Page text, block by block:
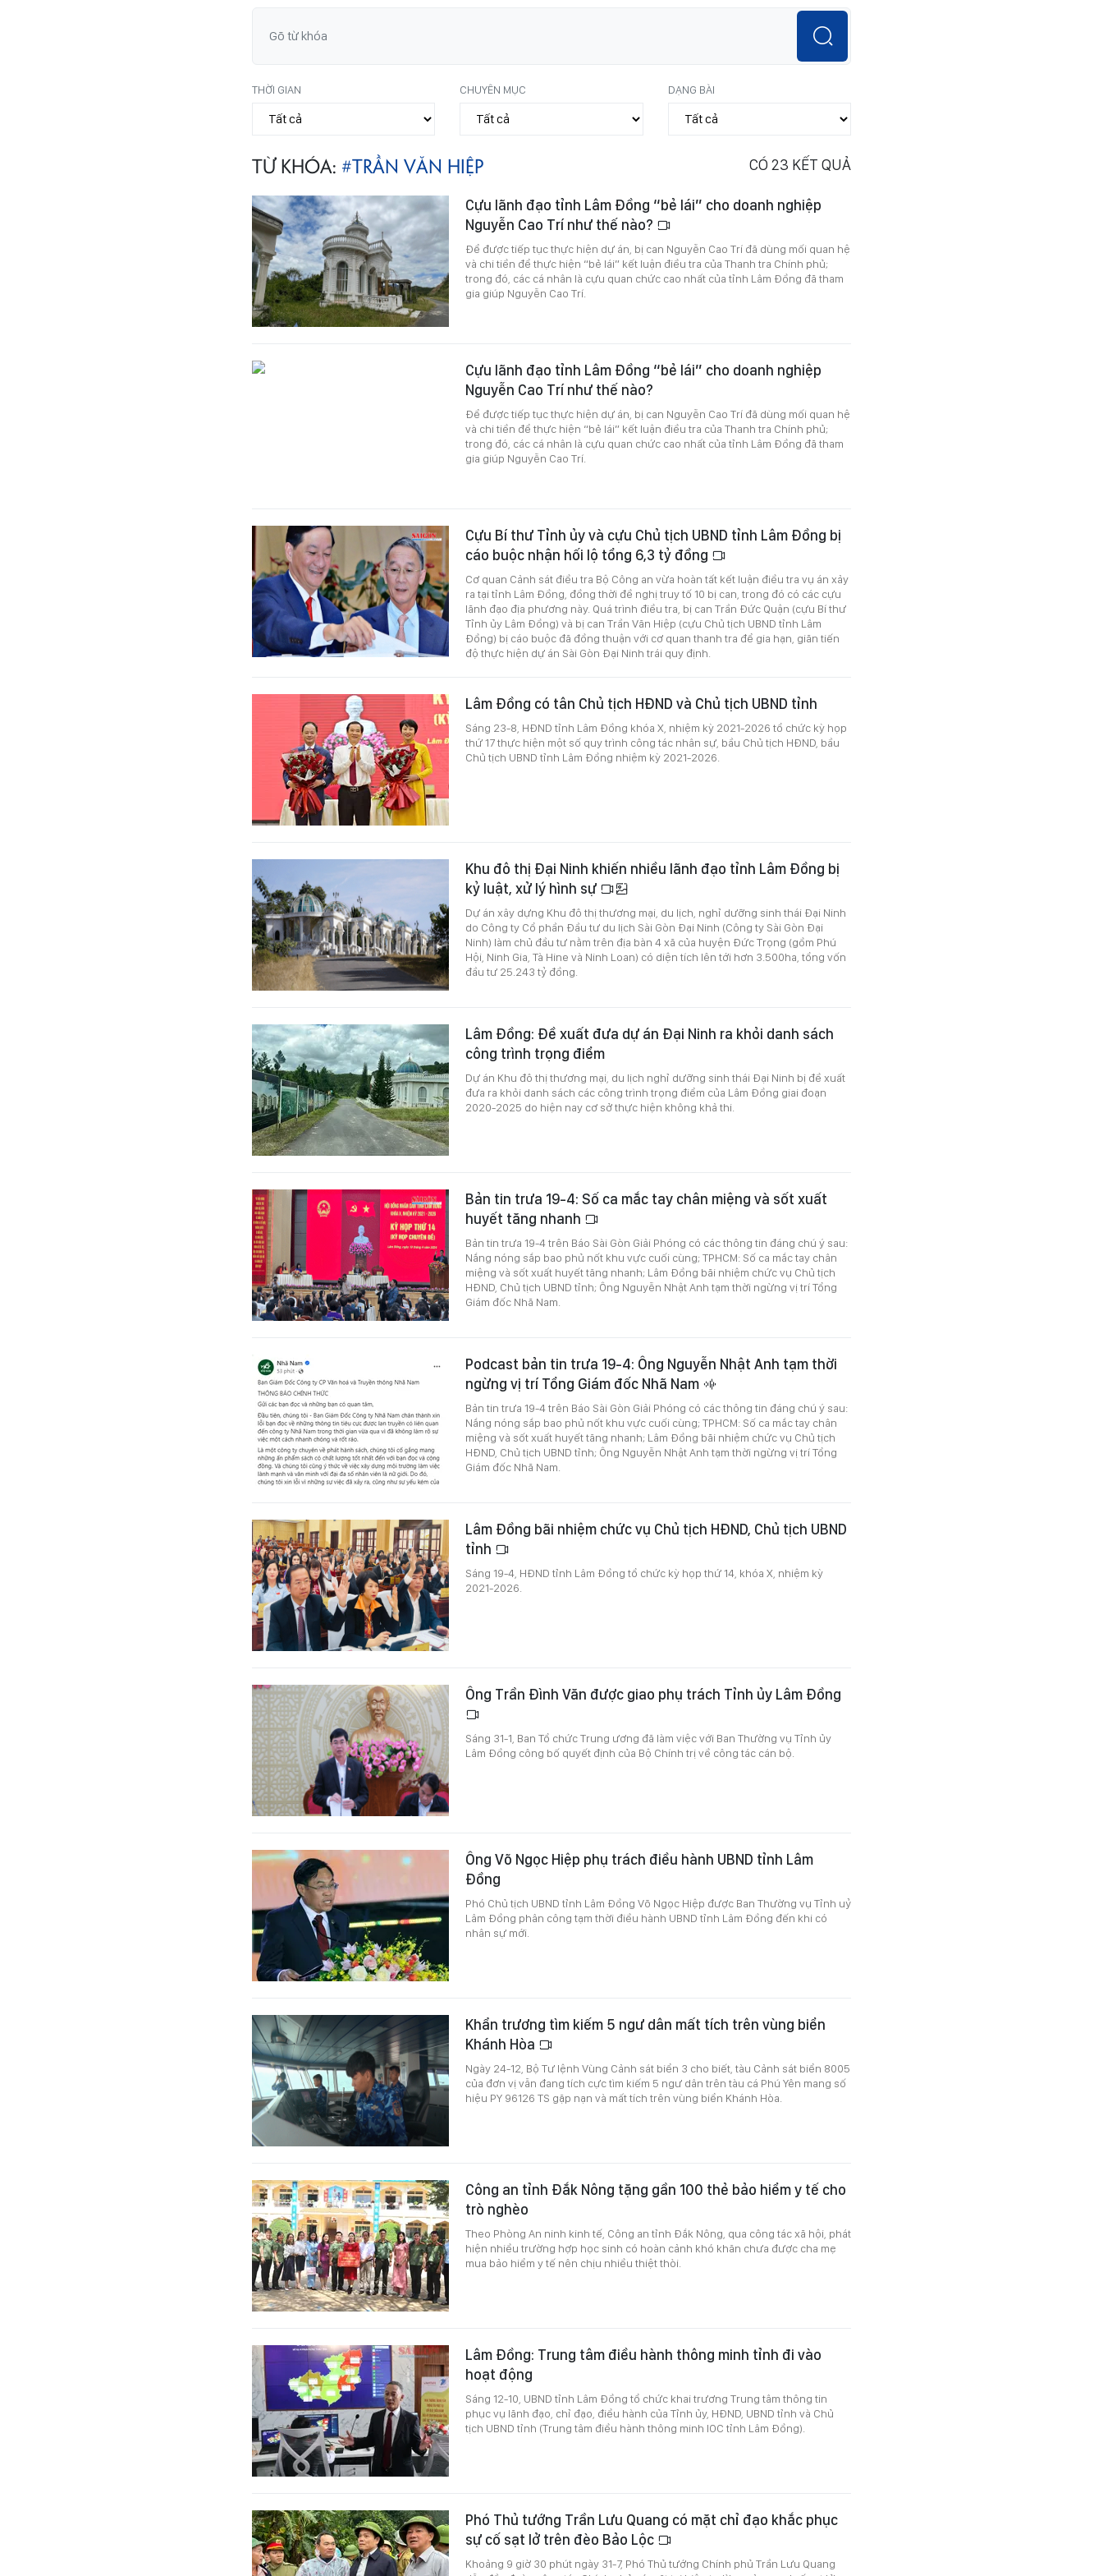
THỜI GIAN CHUYÊN MỤC DẠNG BÀI
TỪ KHÓA: #TRẦN VĂN HIỆP CÓ 23 KẾT QUẢ
Cựu lãnh đạo tỉnh Lâm Đồng “bẻ lái” cho doanh nghiệp
Nguyễn Cao Trí như thế nào?
Để được tiếp tục thực hiện dự án, bị can Nguyễn Cao Trí đã dùng mối quan hệ
và chi tiền để thực hiện “bẻ lái” kết luận điều tra của Thanh tra Chính phủ;
trong đó, các cá nhân là cựu quan chức cao nhất của tỉnh Lâm Đồng đã tham
gia giúp Nguyễn Cao Trí.
Cựu lãnh đạo tỉnh Lâm Đồng “bẻ lái” cho doanh nghiệp
Nguyễn Cao Trí như thế nào?
Để được tiếp tục thực hiện dự án, bị can Nguyễn Cao Trí đã dùng mối quan hệ
và chi tiền để thực hiện “bẻ lái” kết luận điều tra của Thanh tra Chính phủ;
trong đó, các cá nhân là cựu quan chức cao nhất của tỉnh Lâm Đồng đã tham
gia giúp Nguyễn Cao Trí.
Cựu Bí thư Tỉnh ủy và cựu Chủ tịch UBND tỉnh Lâm Đồng bị
cáo buộc nhận hối lộ tổng 6,3 tỷ đồng
Cơ quan Cảnh sát điều tra Bộ Công an vừa hoàn tất kết luận điều tra vụ án xảy
ra tại tỉnh Lâm Đồng, đồng thời đề nghị truy tố 10 bị can, trong đó có các cựu
lãnh đạo địa phương này. Quá trình điều tra, bị can Trần Đức Quận (cựu Bí thư
Tỉnh ủy Lâm Đồng) và bị can Trần Văn Hiệp (cựu Chủ tịch UBND tỉnh Lâm
Đồng) bị cáo buộc đã đồng thuận với cơ quan thanh tra để gia hạn, giãn tiến
độ thực hiện dự án Sài Gòn Đại Ninh trái quy định.
Lâm Đồng có tân Chủ tịch HĐND và Chủ tịch UBND tỉnh
Sáng 23-8, HĐND tỉnh Lâm Đồng khóa X, nhiệm kỳ 2021-2026 tổ chức kỳ họp
thứ 17 thực hiện một số quy trình công tác nhân sự, bầu Chủ tịch HĐND, bầu
Chủ tịch UBND tỉnh Lâm Đồng nhiệm kỳ 2021-2026.
Khu đô thị Đại Ninh khiến nhiều lãnh đạo tỉnh Lâm Đồng bị
kỷ luật, xử lý hình sự
Dự án xây dựng Khu đô thị thương mại, du lịch, nghỉ dưỡng sinh thái Đại Ninh
do Công ty Cổ phần Đầu tư du lịch Sài Gòn Đại Ninh (Công ty Sài Gòn Đại
Ninh) làm chủ đầu tư nằm trên địa bàn 4 xã của huyện Đức Trọng (gồm Phú
Hội, Ninh Gia, Tà Hine và Ninh Loan) có diện tích lên tới hơn 3.500ha, tổng vốn
đầu tư 25.243 tỷ đồng.
Lâm Đồng: Đề xuất đưa dự án Đại Ninh ra khỏi danh sách
công trình trọng điểm
Dự án Khu đô thị thương mại, du lịch nghỉ dưỡng sinh thái Đại Ninh bị đề xuất
đưa ra khỏi danh sách các công trình trọng điểm của Lâm Đồng giai đoạn
2020-2025 do hiện nay cơ sở thực hiện không khả thi.
Bản tin trưa 19-4: Số ca mắc tay chân miệng và sốt xuất
huyết tăng nhanh
Bản tin trưa 19-4 trên Báo Sài Gòn Giải Phóng có các thông tin đáng chú ý sau:
Nắng nóng sắp bao phủ nốt khu vực cuối cùng; TPHCM: Số ca mắc tay chân
miệng và sốt xuất huyết tăng nhanh; Lâm Đồng bãi nhiệm chức vụ Chủ tịch
HĐND, Chủ tịch UBND tỉnh; Ông Nguyễn Nhật Anh tạm thời ngừng vị trí Tổng
Giám đốc Nhã Nam.
Podcast bản tin trưa 19-4: Ông Nguyễn Nhật Anh tạm thời
ngừng vị trí Tổng Giám đốc Nhã Nam
Bản tin trưa 19-4 trên Báo Sài Gòn Giải Phóng có các thông tin đáng chú ý sau:
Nắng nóng sắp bao phủ nốt khu vực cuối cùng; TPHCM: Số ca mắc tay chân
miệng và sốt xuất huyết tăng nhanh; Lâm Đồng bãi nhiệm chức vụ Chủ tịch
HĐND, Chủ tịch UBND tỉnh; Ông Nguyễn Nhật Anh tạm thời ngừng vị trí Tổng
Giám đốc Nhã Nam.
Lâm Đồng bãi nhiệm chức vụ Chủ tịch HĐND, Chủ tịch UBND
tỉnh
Sáng 19-4, HĐND tỉnh Lâm Đồng tổ chức kỳ họp thứ 14, khóa X, nhiệm kỳ
2021-2026.
Ông Trần Đình Văn được giao phụ trách Tỉnh ủy Lâm Đồng
Sáng 31-1, Ban Tổ chức Trung ương đã làm việc với Ban Thường vụ Tỉnh ủy
Lâm Đồng công bố quyết định của Bộ Chính trị về công tác cán bộ.
Ông Võ Ngọc Hiệp phụ trách điều hành UBND tỉnh Lâm
Đồng
Phó Chủ tịch UBND tỉnh Lâm Đồng Võ Ngọc Hiệp được Ban Thường vụ Tỉnh uỷ
Lâm Đồng phân công tạm thời điều hành UBND tỉnh Lâm Đồng đến khi có
nhân sự mới.
Khẩn trương tìm kiếm 5 ngư dân mất tích trên vùng biển
Khánh Hòa
Ngày 24-12, Bộ Tư lệnh Vùng Cảnh sát biển 3 cho biết, tàu Cảnh sát biển 8005
của đơn vị vẫn đang tích cực tìm kiếm 5 ngư dân trên tàu cá Phú Yên mang số
hiệu PY 96126 TS gặp nạn và mất tích trên vùng biển Khánh Hòa.
Công an tỉnh Đắk Nông tặng gần 100 thẻ bảo hiểm y tế cho
trò nghèo
Theo Phòng An ninh kinh tế, Công an tỉnh Đắk Nông, qua công tác xã hội, phát
hiện nhiều trường hợp học sinh có hoàn cảnh khó khăn chưa được cha mẹ
mua bảo hiểm y tế nên chịu nhiều thiệt thòi.
Lâm Đồng: Trung tâm điều hành thông minh tỉnh đi vào
hoạt động
Sáng 12-10, UBND tỉnh Lâm Đồng tổ chức khai trương Trung tâm thông tin
phục vụ lãnh đạo, chỉ đạo, điều hành của Tỉnh ủy, HĐND, UBND tỉnh và Chủ
tịch UBND tỉnh (Trung tâm điều hành thông minh IOC tỉnh Lâm Đồng).
Phó Thủ tướng Trần Lưu Quang có mặt chỉ đạo khắc phục
sự cố sạt lở trên đèo Bảo Lộc
Khoảng 9 giờ 30 phút ngày 31-7, Phó Thủ tướng Chính phủ Trần Lưu Quang